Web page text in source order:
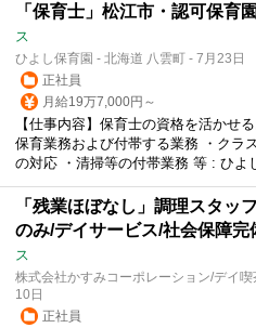
「保育士」松江市・認可保育園
ス
ひよし保育園 - 北海道 八雲町 - 7月23日
正社員
月給19万7,000円～
【仕事内容】保育士の資格を活かせ
保育業務および付帯する業務 ・クラ
の対応 ・清掃等の付帯業務 等 : ひよ
「残業ほぼなし」調理スタッ
のみ/デイサービス/社会保障完
ス
株式会社かすみコーポレーション/デイ
10日
正社員